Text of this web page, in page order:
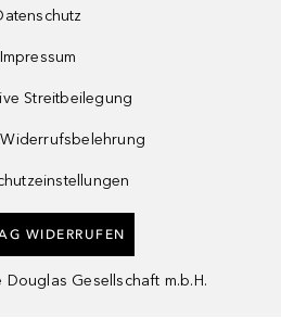
Impressum
Streitbeilegung
WIDERRUFEN
Douglas Gesellschaft m.b.H.